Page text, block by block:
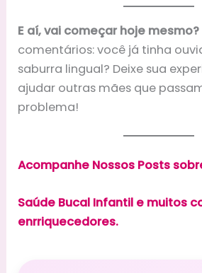
E aí, vai começar hoje mesmo?
comentários: você já tinha
saburra lingual? Deixe sua
ajudar outras mães que
problema!
Acompanhe Nossos Posts
Saúde Bucal Infantil e muitos
enrriquecedores.